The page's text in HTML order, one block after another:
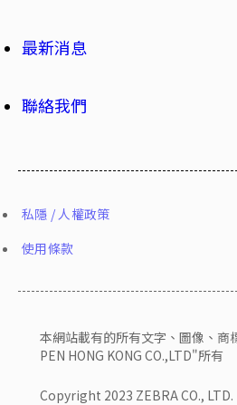
最新消息
聯絡我們
本網站載有的所有文字、圖像、
PEN HONG KONG CO.,LTD"所有
Copyright 2023 ZEBRA CO., LTD.
私隱 / 人權政策
使用條款